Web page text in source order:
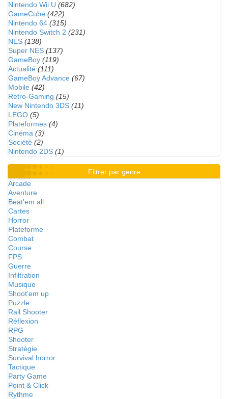
Nintendo Wii U (682)
GameCube (422)
Nintendo 64 (315)
Nintendo Switch 2 (231)
NES (138)
Super NES (137)
GameBoy (119)
Actualité (111)
GameBoy Advance (67)
Mobile (42)
Retro-Gaming (15)
New Nintendo 3DS (11)
LEGO (5)
Plateformes (4)
Cinéma (3)
Société (2)
Nintendo 2DS (1)
Filtrer par genre
Arcade
Aventure
Beat'em all
Cartes
Horror
Plateforme
Combat
Course
FPS
Guerre
Infiltration
Musique
Shoot'em up
Puzzle
Rail Shooter
Réflexion
RPG
Shooter
Stratégie
Survival horror
Tactique
Party Game
Point & Click
Rythme